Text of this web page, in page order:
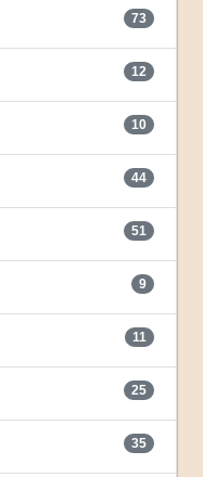
73
12
10
44
51
9
11
25
35